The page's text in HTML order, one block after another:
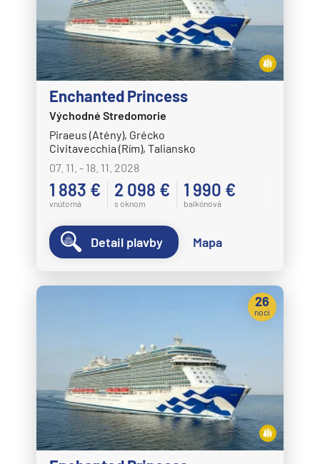
Enchanted Princess
Východné Stredomorie
Piraeus (Atény), Grécko
Civitavecchia (Rím), Taliansko
07. 11. - 18. 11. 2028
1 883 €
vnútorná
2 098 €
s oknom
1 990 €
balkónová
Detail plavby Mapa
26
nocí